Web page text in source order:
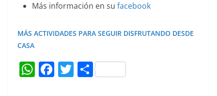
Más información en su facebook
MÁS ACTIVIDADES PARA SEGUIR DISFRUTANDO DESDE
CASA
W F T C